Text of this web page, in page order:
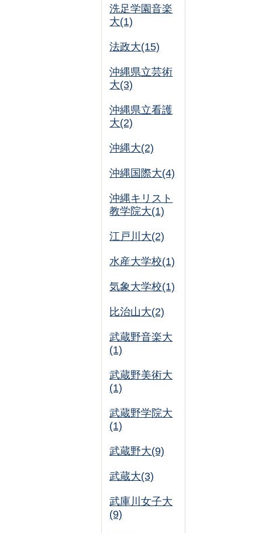
洗足学園音楽
大(1)
法政大(15)
沖縄県立芸術
大(3)
沖縄県立看護
大(2)
沖縄大(2)
沖縄国際大(4)
沖縄キリスト
教学院大(1)
江戸川大(2)
水産大学校(1)
気象大学校(1)
比治山大(2)
武蔵野音楽大
(1)
武蔵野美術大
(1)
武蔵野学院大
(1)
武蔵野大(9)
武蔵大(3)
武庫川女子大
(9)